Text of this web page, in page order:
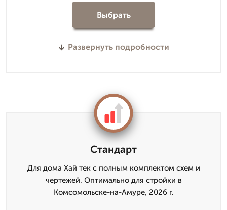
Выбрать
Развернуть подробности
Стандарт
Для дома Хай тек с полным комплектом схем и
чертежей. Оптимально для стройки в
Комсомольске-на-Амуре, 2026 г.